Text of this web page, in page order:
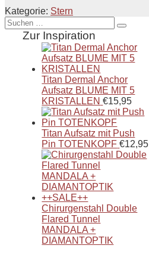
Kategorie: Stern
Suche
nach:Zur Inspiration
Titan Dermal Anchor
Aufsatz BLUME MIT 5
KRISTALLEN €15,95
Titan Aufsatz mit Push
Pin TOTENKOPF €12,95
Chirurgenstahl Double
Flared Tunnel
MANDALA +
DIAMANTOPTIK